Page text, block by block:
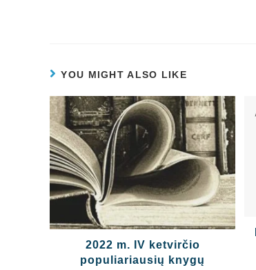
YOU MIGHT ALSO LIKE
2022 m. IV ketvirčio
populiariausių knygų